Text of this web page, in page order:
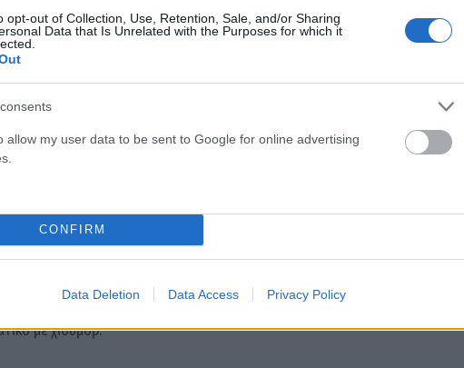
opt-out of Collection, Use, Retention, Sale, and/or Sharing
Data that Is Unrelated with the Purposes for which it
allow my user data to be sent to Google for online advertising
CONFIRM
Data Deletion Data Access Privacy Policy
μεγάλη οθόνη τον εμβληματικό ήρωα που ενσάρκωσε ο
που άφησαν ανεξίτηλο αποτύπωμα στην ποπ
οδήγησε, έστω και έμμεσα, στη δημιουργία ενός
με χιούμορ.